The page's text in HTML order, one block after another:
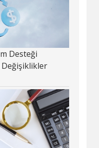
Desteği
Değişiklikler